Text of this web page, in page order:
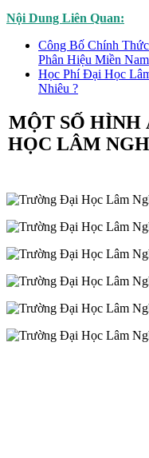
Nội Dung Liên Quan:
Công Bố Chính
Phân Hiệu Miền Nam
Học Phí Đại Học
Nhiêu ?
MỘT SỐ HÌNH
HỌC LÂM